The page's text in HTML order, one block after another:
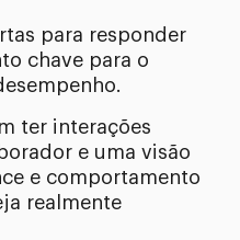
para responder
chave para o
ter interações
e uma visão
e comportamento
realmente